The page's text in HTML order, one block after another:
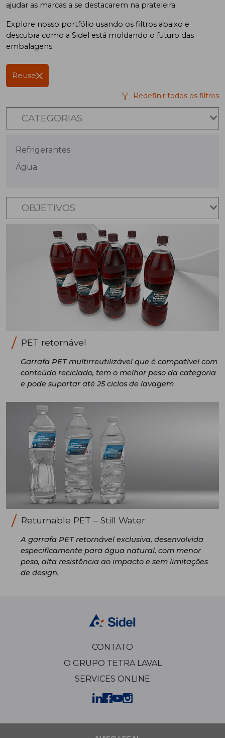
ajudar as marcas a se destacarem na prateleira.
Explore nosso portfólio usando os filtros abaixo e
descubra como a Sidel está moldando o futuro das
embalagens.
Reuse
Redefinir todos os filtros
CATEGORIAS
Refrigerantes
Água
OBJETIVOS
PET retornável
Garrafa PET multirreutilizável que é compatível com
conteúdo reciclado, tem o melhor peso da categoria
e pode suportar até 25 ciclos de lavagem
Returnable PET – Still Water
A garrafa PET retornável exclusiva, desenvolvida
especificamente para água natural, com menor
peso, alta resistência ao impacto e sem limitações
de design.
CONTATO
O GRUPO TETRA LAVAL
SERVICES ONLINE